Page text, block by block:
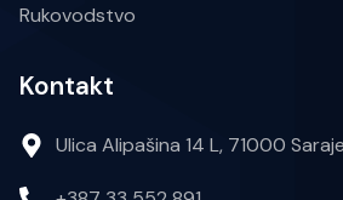
Rukovodstvo
Kontakt
Ulica Alipašina 14 L, 71000